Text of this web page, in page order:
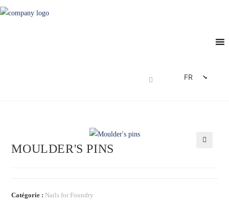
FR
MOULDER'S PINS
Catégorie : Nails for Foundry